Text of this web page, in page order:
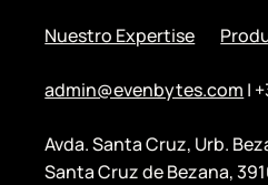
Nuestro Expertise
admin@evenbytes.com |
Avda. Santa Cruz, Urb.
Santa Cruz de Bezana,